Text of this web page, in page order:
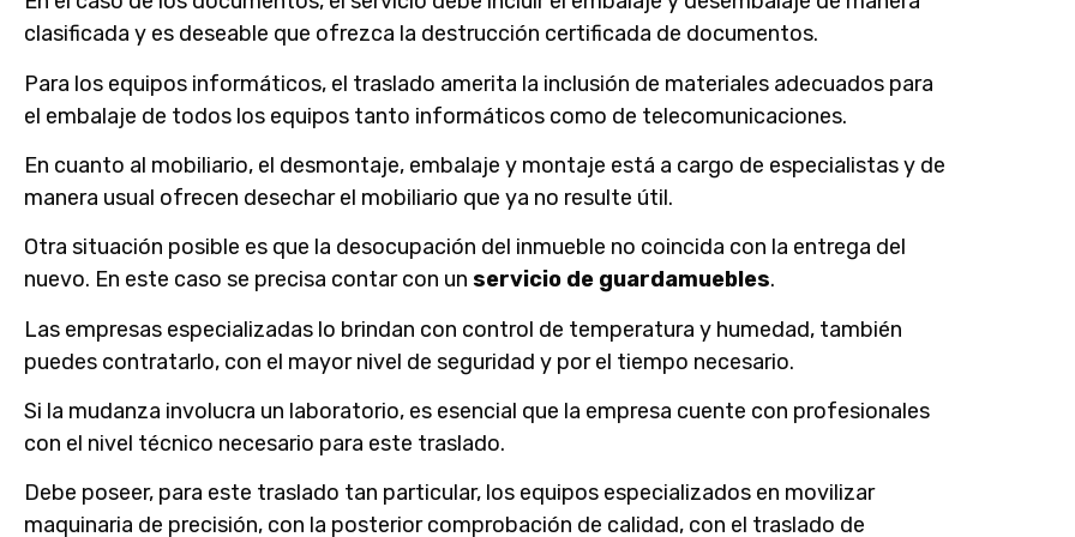
clasificada y es deseable que ofrezca la destrucción certificada de documentos.
Para los equipos informáticos, el traslado amerita la inclusión de materiales adecuados para
el embalaje de todos los equipos tanto informáticos como de telecomunicaciones.
En cuanto al mobiliario, el desmontaje, embalaje y montaje está a cargo de especialistas y de
manera usual ofrecen desechar el mobiliario que ya no resulte útil.
Otra situación posible es que la desocupación del inmueble no coincida con la entrega del
nuevo. En este caso se precisa contar con un servicio de guardamuebles.
Las empresas especializadas lo brindan con control de temperatura y humedad, también
puedes contratarlo, con el mayor nivel de seguridad y por el tiempo necesario.
Si la mudanza involucra un laboratorio, es esencial que la empresa cuente con profesionales
con el nivel técnico necesario para este traslado.
Debe poseer, para este traslado tan particular, los equipos especializados en movilizar
maquinaria de precisión, con la posterior comprobación de calidad, con el traslado de